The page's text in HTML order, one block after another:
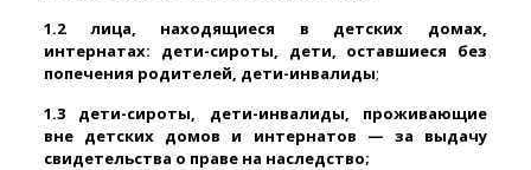
1.2 лица, находящиеся в детских домах,
интернатах: дети-сироты, дети, оставшиеся без
попечения родителей, дети-инвалиды;
1.3 дети-сироты, дети-инвалиды, проживающие
вне детских домов и интернатов — за выдачу
свидетельства о праве на наследство;